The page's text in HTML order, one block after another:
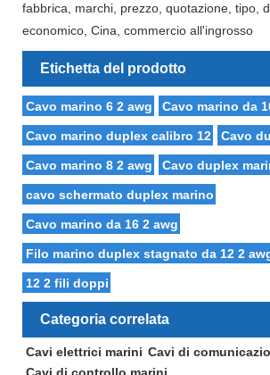
fabbrica, marchi, prezzo, quotazione, tipo,
economico, Cina, commercio all'ingrosso
Etichetta del prodotto
Cavo marino 6 2 awg Cavo marino da
Cavo marino duplex calibro 12 Cavo
Cavo marino 8 2 awg Cavo duplex
cavo schermato duplex marino
Cavo marino da 16 2 awg
Filo marino duplex stagnato da 12 2
12 2 fili doppi
Categoria correlata
Cavi elettrici marini Cavi di
Cavi di controllo marini